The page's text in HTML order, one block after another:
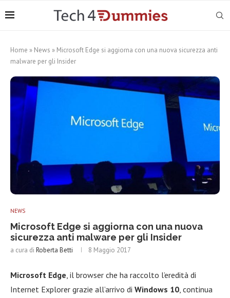
Home » News » Microsoft Edge si aggiorna con una nuova sicurezza anti
malware per gli Insider
NEWS
Microsoft Edge si aggiorna con una nuova
sicurezza anti malware per gli Insider
a cura di Roberta Betti 8 Maggio 2017
Microsoft Edge, il browser che ha raccolto l’eredità di
Internet Explorer grazie all’arrivo di Windows 10, continua